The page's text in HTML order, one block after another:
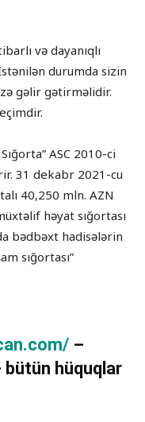
və dayanıqlı
durumda sizin
gəlir gətirməlidir.
ASC 2010-ci
31 dekabr 2021-cu
40,250 mln. AZN
həyat sığortası
bədbəxt hadisələrin
sığortası”
–
hüquqlar